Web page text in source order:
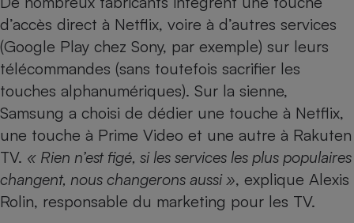
d’accès direct à Netflix, voire à d’autres services
(Google Play chez Sony, par exemple) sur leurs
télécommandes (sans toutefois sacrifier les
touches alphanumériques). Sur la sienne,
Samsung a choisi de dédier une touche à Netflix,
une touche à Prime Video et une autre à Rakuten
TV. « Rien n’est figé, si les services les plus populaires
changent, nous changerons aussi », explique Alexis
Rolin, responsable du marketing pour les TV.